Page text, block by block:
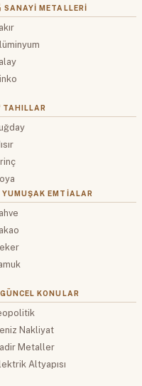
SANAYI METALLERI
TAHILLAR
YUMUŞAK EMTIALAR
GÜNCEL KONULAR
Nakliyat
Metaller
Altyapısı